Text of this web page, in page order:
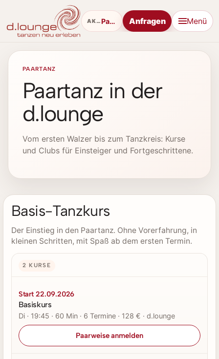
AKTUELL Paartanz Anfragen Menü
PAARTANZ
Paartanz in der
d.lounge
Vom ersten Walzer bis zum Tanzkreis: Kurse
und Clubs für Einsteiger und Fortgeschrittene.
Basis-Tanzkurs
Der Einstieg in den Paartanz. Ohne Vorerfahrung, in
kleinen Schritten, mit Spaß ab dem ersten Termin.
2 KURSE
Start 22.09.2026
Basiskurs
Di · 19:45 · 60 Min · 6 Termine · 128 € · d.lounge
Paarweise anmelden